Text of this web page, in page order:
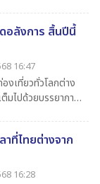
ะเทศในราคาสบาย
365 วัน) ขอนำ
ทศแบบประหยัด ที่
ามารถไปเปิด
มค่า
อลังการ สิ้นปีนี้
16:47
งเที่ยวทั่วโลกต่าง
มไปด้วยบรรยากาศ
ระเทศน่าไป เคา
มาแนะนำ
าที่ไทยต่างจาก
16:28